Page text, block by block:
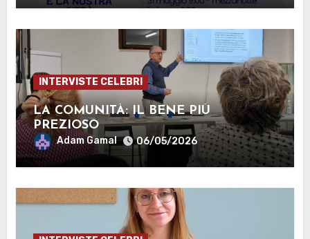
INTERVISTE CELEBRI
LA COMUNITÀ: IL BENE PIÙ
PREZIOSO
Adam Gamal 06/05/2026